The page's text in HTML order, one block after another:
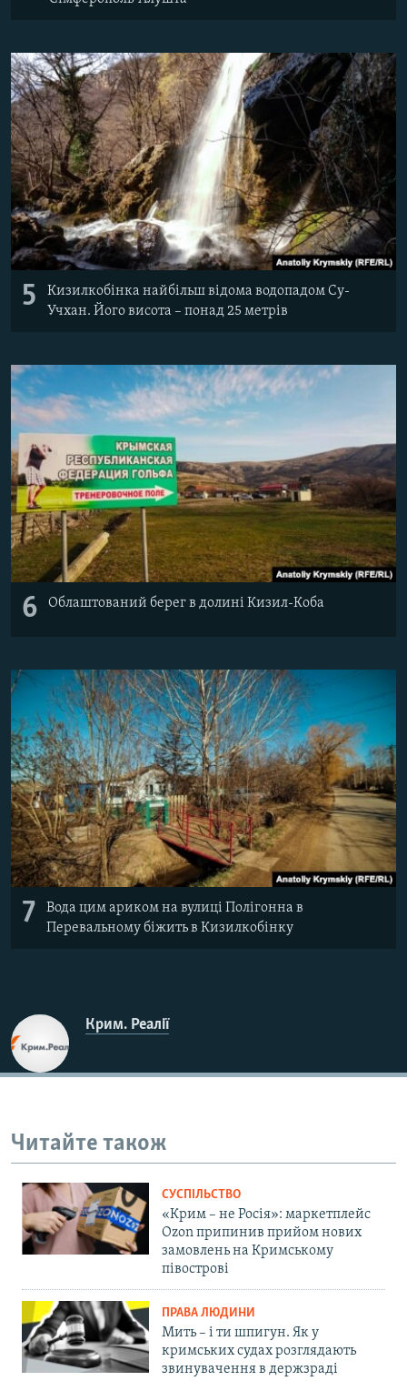
5
Кизилкобінка найбільш відома водопадом Су-
Учхан. Його висота – понад 25 метрів
6 Облаштований берег в долині Кизил-Коба
7
Вода цим ариком на вулиці Полігонна в
Перевальному біжить в Кизилкобінку
Крим. Реалії
Читайте також
СУСПІЛЬСТВО
«Крим – не Росія»: маркетплейс
Ozon припинив прийом нових
замовлень на Кримському
півострові
ПРАВА ЛЮДИНИ
Мить – і ти шпигун. Як у
кримських судах розглядають
звинувачення в держзраді